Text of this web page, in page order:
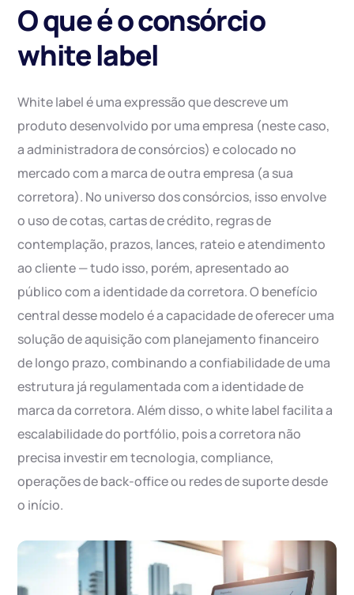
O que é o consórcio
white label
White label é uma expressão que descreve um
produto desenvolvido por uma empresa (neste caso,
a administradora de consórcios) e colocado no
mercado com a marca de outra empresa (a sua
corretora). No universo dos consórcios, isso envolve
o uso de cotas, cartas de crédito, regras de
contemplação, prazos, lances, rateio e atendimento
ao cliente — tudo isso, porém, apresentado ao
público com a identidade da corretora. O benefício
central desse modelo é a capacidade de oferecer uma
solução de aquisição com planejamento financeiro
de longo prazo, combinando a confiabilidade de uma
estrutura já regulamentada com a identidade de
marca da corretora. Além disso, o white label facilita a
escalabilidade do portfólio, pois a corretora não
precisa investir em tecnologia, compliance,
operações de back-office ou redes de suporte desde
o início.